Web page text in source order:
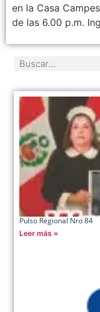
en la Casa
de las 6.00 p.m.
Pulso Regional Nro 84
Leer más »